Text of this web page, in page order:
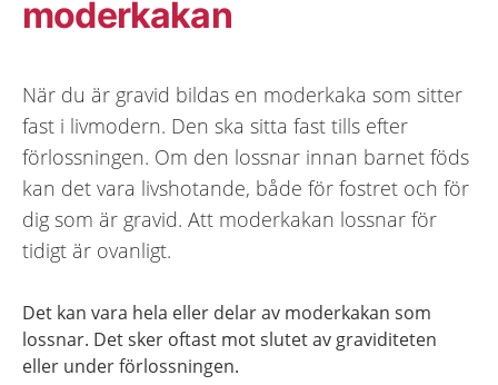
moderkakan
När du är gravid bildas en moderkaka som sitter
fast i livmodern. Den ska sitta fast tills efter
förlossningen. Om den lossnar innan barnet föds
kan det vara livshotande, både för fostret och för
dig som är gravid. Att moderkakan lossnar för
tidigt är ovanligt.
Det kan vara hela eller delar av moderkakan som
lossnar. Det sker oftast mot slutet av graviditeten
eller under förlossningen.